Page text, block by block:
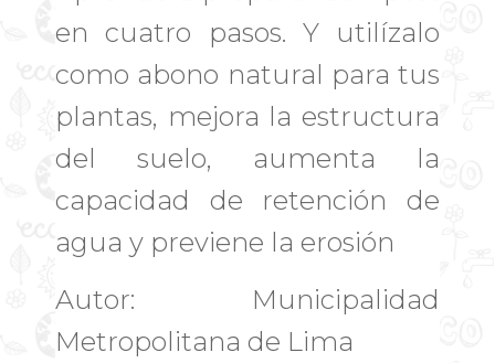
en cuatro pasos. Y utilízalo
como abono natural para tus
plantas, mejora la estructura
del suelo, aumenta la
capacidad de retención de
agua y previene la erosión
Autor: Municipalidad
Metropolitana de Lima